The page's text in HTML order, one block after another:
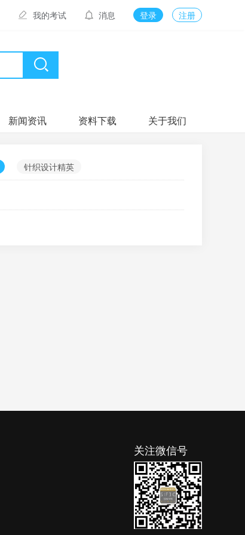
我的考试 消息 登录 注册
新闻资讯 资料下载 关于我们
针织设计精英
关注微信号